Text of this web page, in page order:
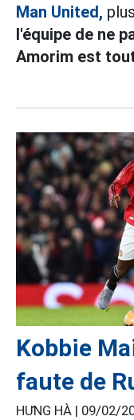
Man United, plus
l'équipe de ne
Amorim est
Kobbie
faute de
HƯNG HÀ | 09/02/